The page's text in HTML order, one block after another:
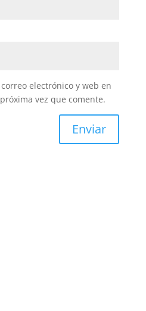
electrónico y web en
vez que comente.
Enviar